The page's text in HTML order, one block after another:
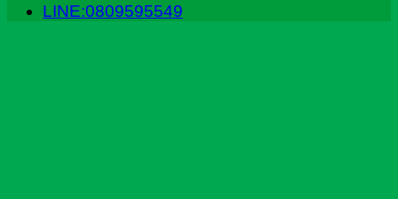
LINE:0809595549